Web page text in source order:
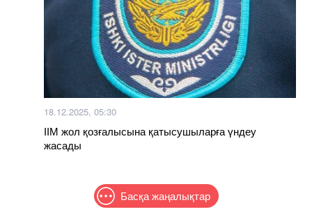
18.12.2025, 05:30
ІІМ жол қозғалысына қатысушыларға үндеу
жасады
Басқа жаңалықтар